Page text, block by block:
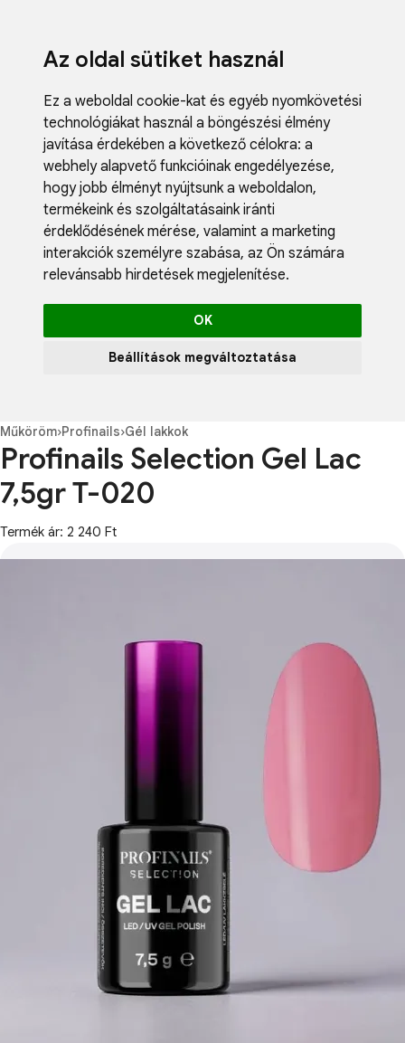
Az oldal sütiket használ
Ez a weboldal cookie-kat és egyéb nyomkövetési
technológiákat használ a böngészési élmény
javítása érdekében a következő célokra: a
webhely alapvető funkcióinak engedélyezése,
hogy jobb élményt nyújtsunk a weboldalon,
termékeink és szolgáltatásaink iránti
érdeklődésének mérése, valamint a marketing
interakciók személyre szabása, az Ön számára
relevánsabb hirdetések megjelenítése.
OK
Beállítások megváltoztatása
Blog
Műköröm›Profinails›Gél lakkok
Profinails Selection Gel Lac
7,5gr T-020
Termék ár: 2 240 Ft